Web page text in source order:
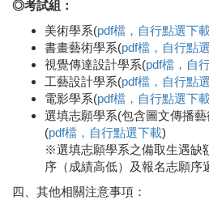
◎考試組：
美術學系(pdf檔，自行點選下
書畫藝術學系(pdf檔，自行點
視覺傳達設計學系(pdf檔，自
工藝設計學系(pdf檔，自行點
電影學系(pdf檔，自行點選下
選填志願學系(包含圖文傳播
(pdf檔，自行點選下載)
※選填志願學系之備取生遇缺
序（成績高低）及報名志願序
四、其他相關注意事項：